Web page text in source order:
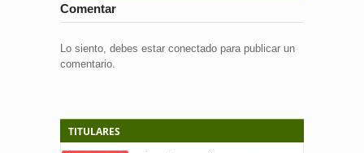
Comentar
Lo siento, debes estar conectado para publicar un
comentario.
TITULARES